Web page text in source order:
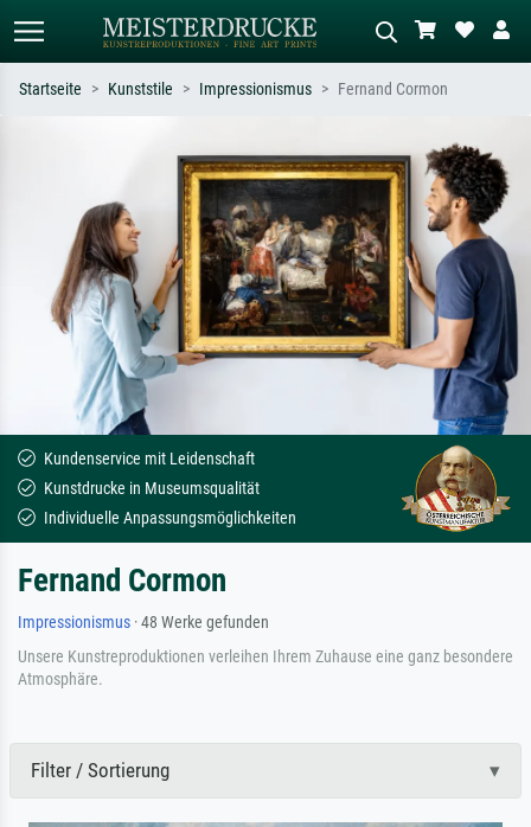
Suchen Sie nach Künstlern, Werktiteln
oder Stilen – z.B. Monet,
Sternennacht, Impressionismus, Welle
Hokusai, Akt.
Beschreiben Sie die Szene – z.B. Grüne
Wiese, Abstrakt mit viel Rot, Dunkles
Ölgemälde, Stehender Akt neben einem
Baum.
Startseite Kunststile Impressionismus Fernand Cormon
Kundenservice mit Leidenschaft
Kunstdrucke in Museumsqualität
Individuelle Anpassungsmöglichkeiten
Fernand Cormon
Impressionismus · 48 Werke gefunden
Unsere Kunstreproduktionen verleihen Ihrem Zuhause eine ganz besondere
Atmosphäre.
Filter / Sortierung